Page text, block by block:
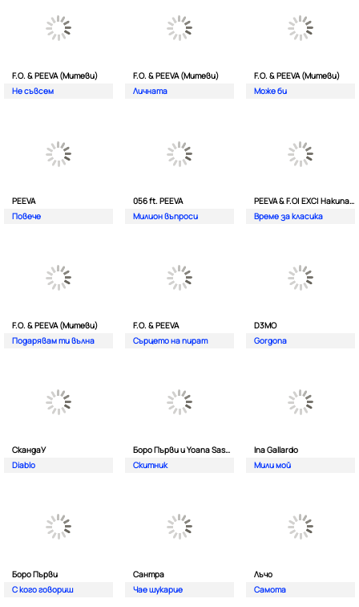
F.O. & PEEVA (Митеви)
Не съвсем
F.O. & PEEVA (Митеви)
Личната
F.O. & PEEVA (Митеви)
Мoже би
PEEVA
Повече
056 ft. PEEVA
Милион въпроси
PEEVA & F.O| EXC| Hakunata ft. Tri'o Quatro
Време за класика
F.O. & PEEVA (Митеви)
Подарявам ти вълна
F.O. & PEEVA
Сърцето на пират
D3MO
Gorgona
СкандаУ
Diablo
Боро Първи и Yoana Sashova
Скитник
Ina Gallardo
Мили мой
Боро Първи
С кого говориш
Сантра
Чае шукарие
Лъчо
Самота